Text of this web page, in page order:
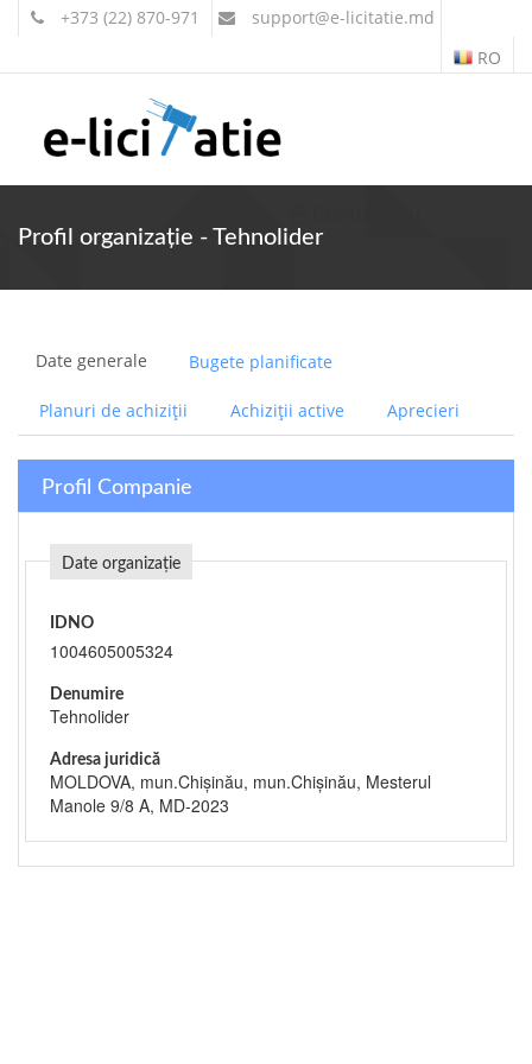
+373 (22) 870-971 support@e-licitatie.md
RO
Profil organizație - Tehnolider
Date generale Bugete planificate
Planuri de achiziții Achiziții active Aprecieri
Profil Companie
Date organizație
IDNO
1004605005324
Denumire
Tehnolider
Adresa juridică
MOLDOVA, mun.Chişinău, mun.Chişinău, Mesterul
Manole 9/8 A, MD-2023